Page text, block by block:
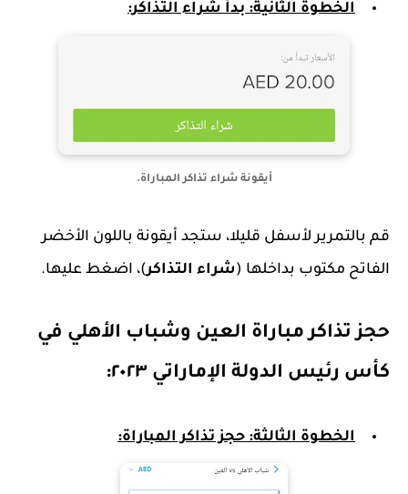
الخطوة الثانية: بدأ شراء التذاكر:
أيقونة شراء تذاكر المباراة.
قم بالتمرير لأسفل قليلا، ستجد أيقونة باللون الأخضر
الفاتح مكتوب بداخلها (شراء التذاكر)، اضغط عليها.
حجز تذاكر مباراة العين وشباب الأهلي في
كأس رئيس الدولة الإماراتي ٢٠٢٣:
الخطوةالثالثة: حجز تذاكر المباراة: